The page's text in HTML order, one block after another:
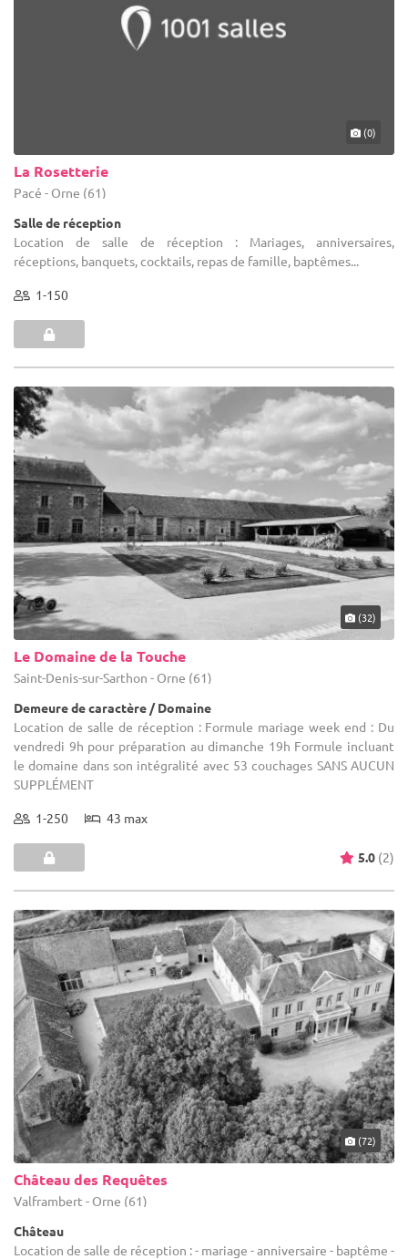
(0)
La Rosetterie
Pacé - Orne (61)
Salle de réception
Location de salle de réception : Mariages, anniversaires,
réceptions, banquets, cocktails, repas de famille, baptêmes...
1-150
(32)
Le Domaine de la Touche
Saint-Denis-sur-Sarthon - Orne (61)
Demeure de caractère / Domaine
Location de salle de réception : Formule mariage week end : Du
vendredi 9h pour préparation au dimanche 19h Formule incluant
le domaine dans son intégralité avec 53 couchages SANS AUCUN
SUPPLÉMENT
1-250 43 max
5.0 (2)
(72)
Château des Requêtes
Valframbert - Orne (61)
Château
Location de salle de réception : - mariage - anniversaire - baptême -